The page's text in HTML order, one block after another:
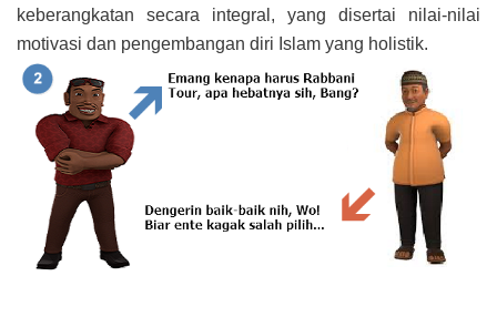
keberangkatan secara integral, yang disertai nilai-nilai
motivasi dan pengembangan diri Islam yang holistik.